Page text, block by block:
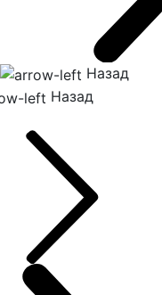
Назад
Назад